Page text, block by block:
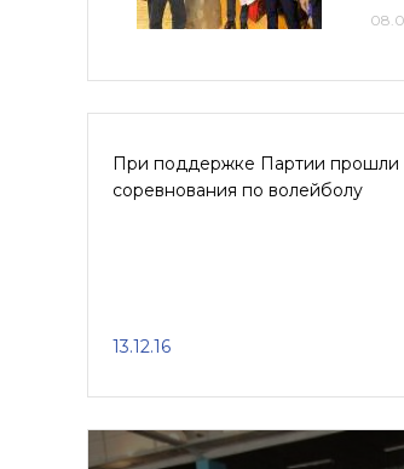
При поддержке Партии прошли
соревнования по волейболу
13.12.16